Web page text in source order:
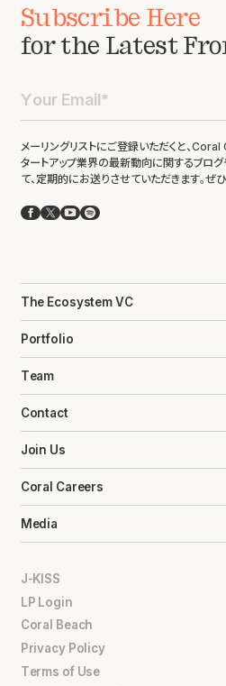
Subscribe Here
for the Latest
メーリングリストにご登録いただくと、
タートアップ業界の最新動向に関するブロ
て、定期的にお送りさせていただきます。ぜひ
Facebook
X YouTube
Spotify
The Ecosystem VC
Portfolio
Team
Contact
Join Us
Coral Careers
Media
J-KISS
LP Login
Coral Beach
Privacy Policy
Terms of Use